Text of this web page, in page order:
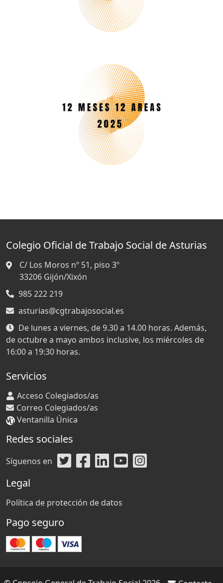
Colegio Oficial de Trabajo Social de Asturias
C/ Los Moros nº 51, piso 3º
33206 Gijón/Xixón
985 222 219
asturias@cgtrabajosocial.es
De lunes a viernes, de 9.30 a 14.00 horas. Además,
de octubre a mayo ambos inclusive, los miércoles de
16:00 a 19:30 horas.
Servicios
Acceso Colegiados/as
Correo Colegiados/as
Ventanilla Única
Redes sociales
Síguenos en
Legal
Política de protección de datos
Pago seguro